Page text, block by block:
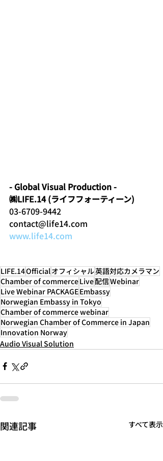
- Global Visual Production -
㈱LIFE.14 (ライフフォーティーン)
03-6709-9442
contact@life14.com
www.life14.com
LIFE.14Official オフィシャル英語対応カメラマン
Chamber of commerceLive配信Webinar
Live Webinar ​PACKAGEEmbassy
Norwegian Embassy in Tokyo
Chamber of commerce webinar
Norwegian Chamber of Commerce in Japan
Innovation Norway
Audio Visual Solution
関連記事 すべて表示